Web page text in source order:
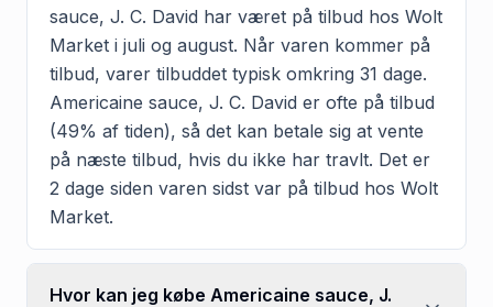
sauce, J. C. David har været på tilbud hos Wolt
Market i juli og august. Når varen kommer på
tilbud, varer tilbuddet typisk omkring 31 dage.
Americaine sauce, J. C. David er ofte på tilbud
(49% af tiden), så det kan betale sig at vente
på næste tilbud, hvis du ikke har travlt. Det er
2 dage siden varen sidst var på tilbud hos Wolt
Market.
Hvor kan jeg købe Americaine sauce, J.